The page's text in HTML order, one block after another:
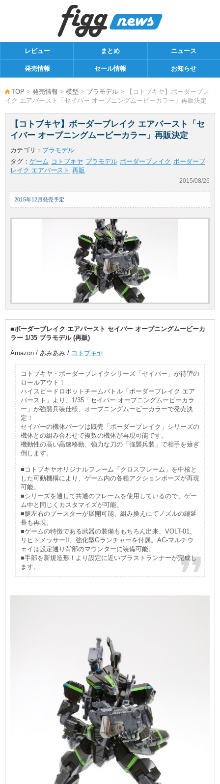
レビュー まとめ ニュース
発売情報 セール情報 お知らせ
TOP > 発売情報 > 模型 > プラモデル > 【コトブキヤ】ボーダーブレ
イク エアバースト「セイバー オープニングムービーカラー」再販決定
【コトブキヤ】ボーダーブレイク エアバースト「セ
イバー オープニングムービーカラー」再販決定
カテゴリ： プラモデル
タグ： ゲーム コトブキヤ プラモデル ボーダーブレイク ボーダーブ
レイク エアバースト 再販
2015/08/26
2015年12月発売予定
■ボーダーブレイク エアバースト セイバー オープニングムービーカ
ラー 1/35 プラモデル (再販)
Amazon / あみあみ / コトブキヤ
コトブキヤ・ボーダーブレイクシリーズ「セイバー」が待望の
ロールアウト！
ハイスピードロボットチームバトル「ボーダーブレイク エア
バースト」より、1/35「セイバー オープニングムービーカラ
ー」が強襲兵装仕様、オープニングムービーカラーで発売決
定！
セイバーの機体パーツは既売「ボーダーブレイク」シリーズの
機体との組み合わせで複数の機体が再現可能です。
機動性の高い高速移動、強力な刀の「強襲兵装」で相手を薙ぎ
倒します。
■コトブキヤオリジナルフレーム「クロスフレーム」を中核と
した可動機構により、ゲーム内の各種アクションポーズが再現
可能。
■シリーズを通して共通のフレームを使用しているので、ゲー
ム中と同じくカスタマイズが可能。
■腿左右のブースターが展開可能、組み換えにてノズルの縮延
長も再現。
■ゲームの特徴である武器の装備ももちろん出来、VOLT-01、
リヒトメッサーII、強化型Gランチャーを付属。AC-マルチウ
ェイは設定通り背部のマウンターに装備可能。
■手部を新規造形！より設定に近いブラストランナーが完成し
ます。